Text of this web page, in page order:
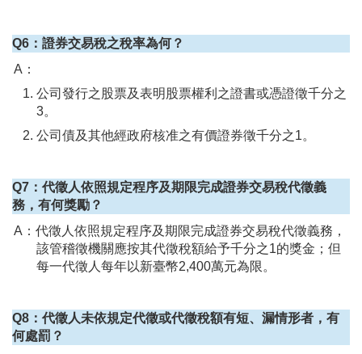
Q6：證券交易稅之稅率為何？
A：
公司發行之股票及表明股票權利之證書或憑證徵千分之
3。
公司債及其他經政府核准之有價證券徵千分之1。
Q7：代徵人依照規定程序及期限完成證券交易稅代徵義
務，有何獎勵？
A：代徵人依照規定程序及期限完成證券交易稅代徵義務，
該管稽徵機關應按其代徵稅額給予千分之1的獎金；但
每一代徵人每年以新臺幣2,400萬元為限。
Q8：代徵人未依規定代徵或代徵稅額有短、漏情形者，有
何處罰？